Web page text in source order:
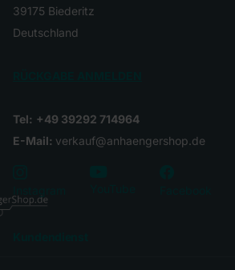
39175 Biederitz
Deutschland
Tel: +49 39292 714964
E-Mail: verkauf@anhaengershop.de